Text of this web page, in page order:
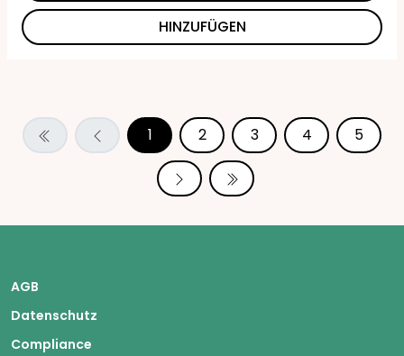
HINZUFÜGEN
1 2 3 4 5
AGB
Datenschutz
Compliance